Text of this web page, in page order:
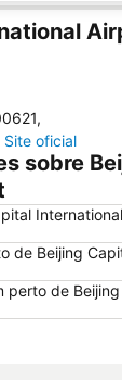
,
Site oficial
sobre
de Beijing
perto de